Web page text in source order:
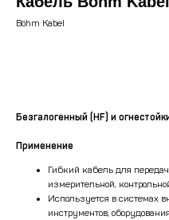
Böhm Kabel
Безгалогенный (HF) и
Применение
Гибкий кабель для
измерительной,
Используется в системах
инструментов,